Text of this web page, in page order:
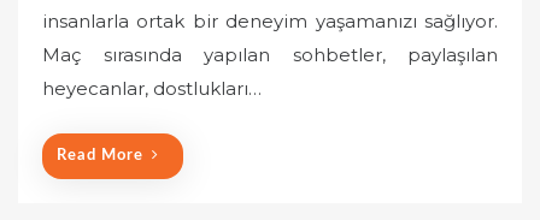
d
o
insanlarla ortak bir deneyim yaşamanızı sağlıyor.
Maç sırasında yapılan sohbetler, paylaşılan
heyecanlar, dostlukları…
Read More